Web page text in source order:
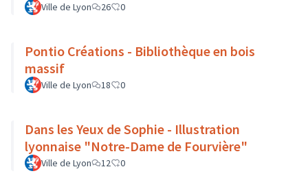
Ville de Lyon 26 0
Pontio Créations - Bibliothèque en bois
massif
Ville de Lyon 18 0
Dans les Yeux de Sophie - Illustration
lyonnaise "Notre-Dame de Fourvière"
Ville de Lyon 12 0